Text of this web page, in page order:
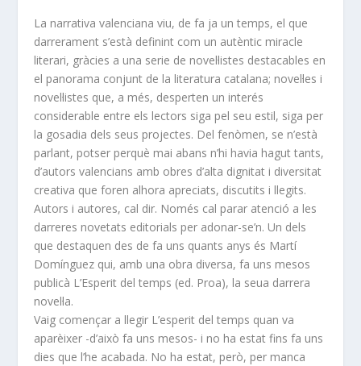
La narrativa valenciana viu, de fa ja un temps, el que
darrerament s’està definint com un autèntic miracle
literari, gràcies a una serie de novel·listes destacables en
el panorama conjunt de la literatura catalana; novel·les i
novel·listes que, a més, desperten un interés
considerable entre els lectors siga pel seu estil, siga per
la gosadia dels seus projectes. Del fenòmen, se n’està
parlant, potser perquè mai abans n’hi havia hagut tants,
d’autors valencians amb obres d’alta dignitat i diversitat
creativa que foren alhora apreciats, discutits i llegits.
Autors i autores, cal dir. Només cal parar atenció a les
darreres novetats editorials per adonar-se’n. Un dels
que destaquen des de fa uns quants anys és Martí
Domínguez qui, amb una obra diversa, fa uns mesos
publicà L’Esperit del temps (ed. Proa), la seua darrera
novel·la.
Vaig començar a llegir L’esperit del temps quan va
aparèixer -d’això fa uns mesos- i no ha estat fins fa uns
dies que l’he acabada. No ha estat, però, per manca